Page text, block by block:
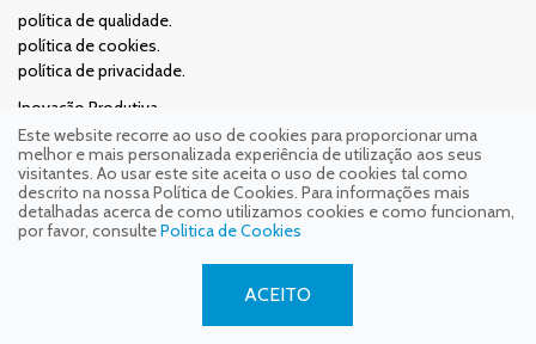
política de qualidade.
política de cookies.
política de privacidade.
Inovação Produtiva
Inovação Produtiva - Execução Rápida
Qualificação
Apoio à Descarbonização
THE SILVER FACTORY
Este website recorre ao uso de cookies para proporcionar uma
melhor e mais personalizada experiência de utilização aos seus
visitantes. Ao usar este site aceita o uso de cookies tal como
descrito na nossa Política de Cookies. Para informações mais
detalhadas acerca de como utilizamos cookies e como funcionam,
por favor, consultePolitica de Cookies
ACEITO